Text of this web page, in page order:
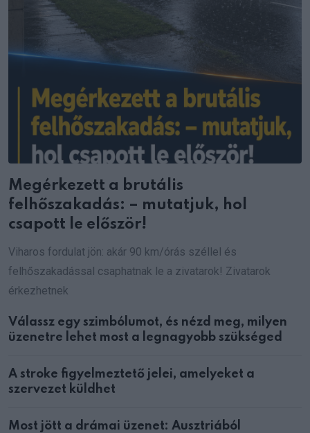
Megérkezett a brutális
felhőszakadás: – mutatjuk, hol
csapott le először!
Viharos fordulat jön: akár 90 km/órás széllel és
felhőszakadással csaphatnak le a zivatarok! Zivatarok
érkezhetnek
Válassz egy szimbólumot, és nézd meg, milyen
üzenetre lehet most a legnagyobb szükséged
A stroke figyelmeztető jelei, amelyeket a
szervezet küldhet
Most jött a drámai üzenet: Ausztriából